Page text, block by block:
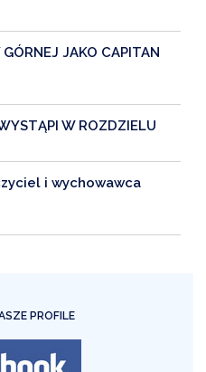
JAKO CAPITAN
W ROZDZIELU
i wychowawca
PROFILE